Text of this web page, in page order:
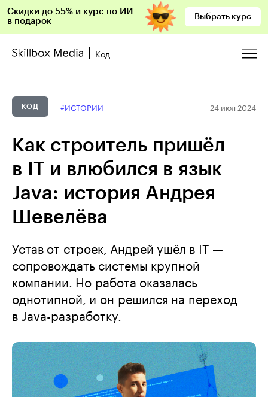
Скидки до 55% и курс по ИИ
в подарок
Выбрать курс
Код
КОД #ИСТОРИИ 24 июл 2024
Как строитель пришёл
в IT и влюбился в язык
Java: история Андрея
Шевелёва
Устав от строек, Андрей ушёл в IT —
сопровождать системы крупной
компании. Но работа оказалась
однотипной, и он решился на переход
в Java-разработку.